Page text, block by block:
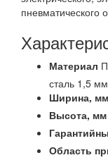
пневматического
Материал
сталь 1,5
Ширина, мм
Высота, мм
Область